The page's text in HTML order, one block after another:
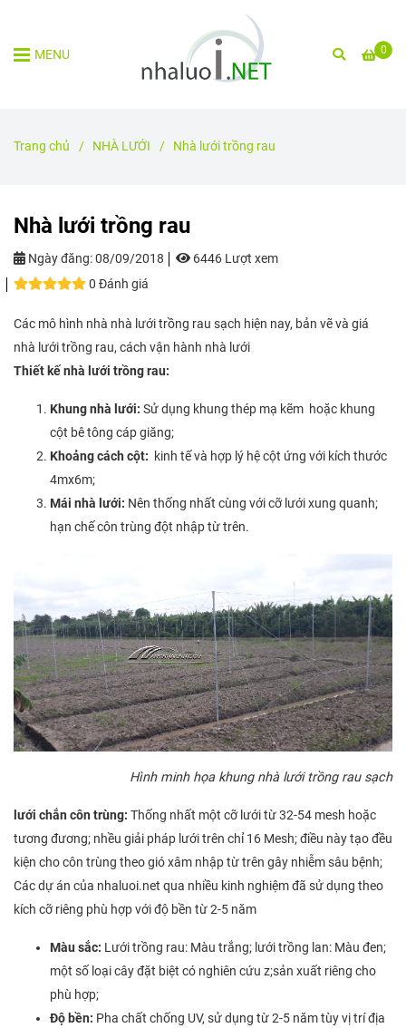
0
MENU
Trang chủ / NHÀ LƯỚI / Nhà lưới trồng rau
Nhà lưới trồng rau
Ngày đăng:08/09/2018
6446 Lượt xem
0 Đánh giá
Các mô hình nhà nhà lưới trồng rau sạch hiện nay, bản vẽ và giá
nhà lưới trồng rau, cách vận hành nhà lưới
Thiết kế nhà lưới trồng rau:
Khung nhà lưới: Sử dụng khung thép mạ kẽm hoặc khung
cột bê tông cáp giăng;
Khoảng cách cột: kinh tế và hợp lý hệ cột ứng với kích thước
4mx6m;
Mái nhà lưới: Nên thống nhất cùng với cỡ lưới xung quanh;
hạn chế côn trùng đột nhập từ trên.
Hình minh họa khung nhà lưới trồng rau sạch
lưới chắn côn trùng: Thống nhất một cỡ lưới từ 32-54 mesh hoặc
tương đương; nhều giải pháp lưới trên chỉ 16 Mesh; điều này tạo đều
kiện cho côn trùng theo gió xâm nhập từ trên gây nhiễm sâu bệnh;
Các dự án của nhaluoi.net qua nhiều kinh nghiệm đã sử dụng theo
kích cỡ riêng phù hợp với độ bền từ 2-5 năm
Màu sắc: Lưới trồng rau: Màu trắng; lưới trồng lan: Màu đen;
một số loại cây đặt biệt có nghiên cứu z;sản xuất riêng cho
phù hợp;
Độ bền: Pha chất chống UV, sử dụng từ 2-5 năm tùy vị trí địa